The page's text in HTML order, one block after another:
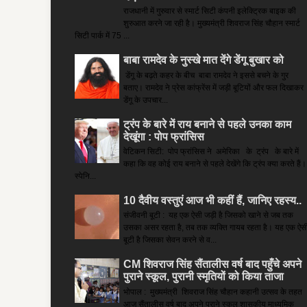
राजधानी में गुरुवार से स्मार्ट सिटी कंपनी इलेक्ट्रिक बाइक की
शुरुआत करने जा रही है। मुख्यमंत्री शिवराज सिंह चौहान स्मार्ट
सिटी पार्क में 75 ...
बाबा रामदेव के नुस्खे मात देंगे डेंगू बुखार को
डेंगू के बढ़ते कहर के बीच बाबा रामदेव ने इससे बचने के गुर
बताए। रामदेव ने प्रेस कांफ्रेंस में जड़ी बूटियों और फल दिखाकर
डेंगू के उपचार...
ट्रंप के बारे में राय बनाने से पहले उनका काम
देखूंगा : पोप फ्रांसिस
वेटिकन सिटी: पोप फ्रांसिस ने अमेरिका के ट्रंप के बारे में
कहा कि वह कोई राय बनाने से पहले देखेंगे कि ट्रंप क्या करते हैं।
स्पेनि...
10 दैवीय वस्तुएं आज भी कहीं हैं, जानिए रहस्य..
संजीवनी बूटी : यह एक ऐसी जड़ी है जिसको खाने से जब तक
उसका असर रहता है, तब तक व्यक्ति गायब रहता है। यह एक
बूटी है जिसका सेवन करने से व...
CM शिवराज सिंह सैंतालीस वर्ष बाद पहुँचे अपने
पुराने स्कूल, पुरानी स्मृतियों को किया ताजा
भोपाल : मुख्यमंत्री शिवराज सिंह चौहान कहानी उत्सव के तहत
आज सैंतालीस वर्ष बाद अपने पुराने स्कूल शासकीय माध्यमिक